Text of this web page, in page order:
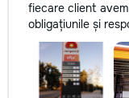
fiecare client
obligațiunile și